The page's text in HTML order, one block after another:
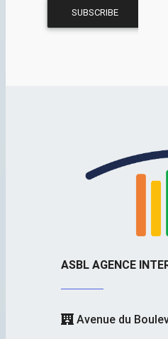
ASBL AGENCE
Avenue du